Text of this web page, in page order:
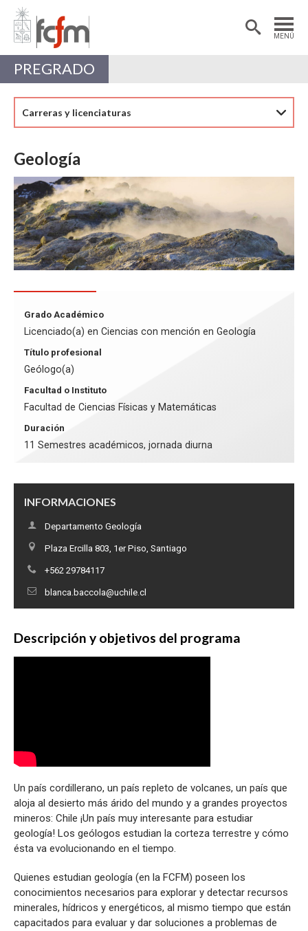
MENÚ
Estudiantes
Académicas/os
PREGRADO
Carreras y licenciaturas
Geología
INFORMACIONES
Departamento Geología
Plaza Ercilla 803, 1er Piso, Santiago
+562 29784117
blanca.baccola@uchile.cl
Grado Académico
Licenciado(a) en Ciencias con mención en Geología
Título profesional
Geólogo(a)
Facultad o Instituto
Facultad de Ciencias Físicas y Matemáticas
Duración
11 Semestres académicos, jornada diurna
Descripción y objetivos del programa
Un país cordillerano, un país repleto de volcanes, un país que
aloja al desierto más árido del mundo y a grandes proyectos
mineros: Chile ¡Un país muy interesante para estudiar
geología! Los geólogos estudian la corteza terrestre y cómo
ésta va evolucionando en el tiempo.
Quienes estudian geología (en la FCFM) poseen los
conocimientos necesarios para explorar y detectar recursos
minerales, hídricos y energéticos, al mismo tiempo que están
capacitados para evaluar y dar soluciones a problemas de